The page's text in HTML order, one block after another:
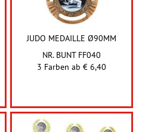
JUDO MEDAILLE Ø90MM
NR. BUNT FF040
3 Farben ab € 6,40